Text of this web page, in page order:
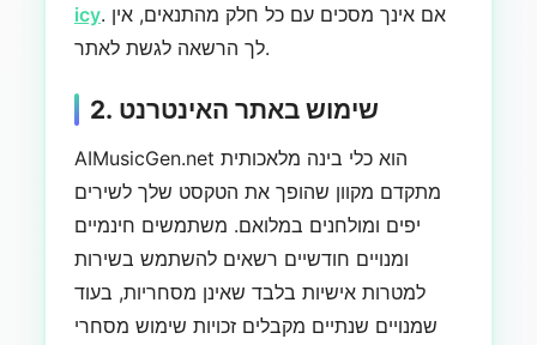
icy. אם אינך מסכים עם כל חלק מהתנאים, אין
לך הרשאה לגשת לאתר.
2. שימוש באתר האינטרנט
AIMusicGen.net הוא כלי בינה מלאכותית
מתקדם מקוון שהופך את הטקסט שלך לשירים
יפים ומולחנים במלואם. משתמשים חינמיים
ומנויים חודשיים רשאים להשתמש בשירות
למטרות אישיות בלבד שאינן מסחריות, בעוד
שמנויים שנתיים מקבלים זכויות שימוש מסחרי